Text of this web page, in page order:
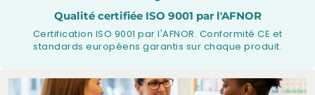
Qualité certifiée ISO 9001 par l'AFNOR
Certification ISO 9001 par l'AFNOR. Conformité CE et
standards européens garantis sur chaque produit.